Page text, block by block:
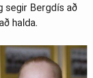
segir Bergdís að
halda.